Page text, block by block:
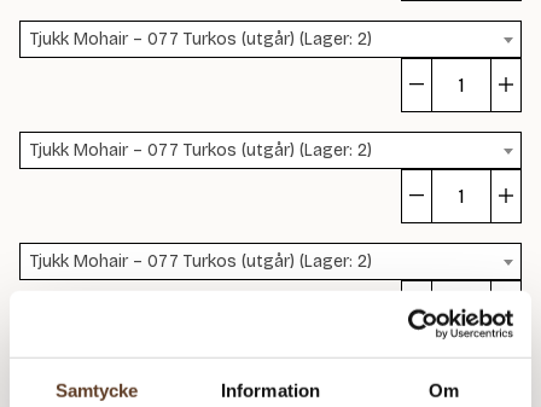
Samtycke Information Om
Tjukk Mohair – 077 Turkos (utgår) (Lager: 2)
Tjukk Mohair – 077 Turkos (utgår) (Lager: 2)
Tjukk Mohair – 077 Turkos (utgår) (Lager: 2)